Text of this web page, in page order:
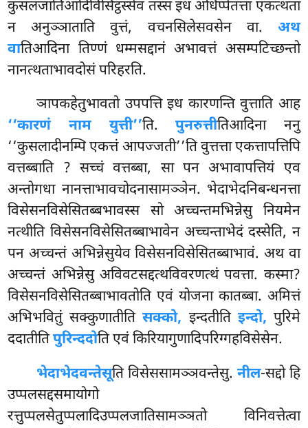
कुसलजातिआदिविसिट्ठस्सेव तस्स इध अधिप्पेतत्ता एकत्थता
न अनुञ्ञाताति वुत्तं, वचनसिलेसवसेन वा. अथ
वातिआदिना तिण्णं धम्मसद्दानं अभावत्तं असम्पटिच्छन्तो
नानत्थताभावदोसं परिहरति.
ञापकहेतुभावतो उपपत्ति इध कारणन्ति वुत्ताति आह
‘‘कारणं नाम युत्ती’’ति.पुनरुत्तीतिआदिना ननु
‘‘कुसलादीनम्पि एकत्तं आपज्जती’’ति वुत्तत्ता एकत्तापत्तिपि
वत्तब्बाति ? सच्चं वत्तब्बा, सा पन अभावापत्तियं एव
अन्तोगधा नानत्ताभावचोदनासामञ्ञेन. भेदाभेदनिबन्धनत्ता
विसेसनविसेसितब्बभावस्स सो अच्चन्तमभिन्नेसु नियमेन
नत्थीति विसेसनविसेसितब्बाभावेन अच्चन्ताभेदं दस्सेति, न
पन अच्चन्तं अभिन्नेसुयेव विसेसनविसेसितब्बाभावं. अथ वा
अच्चन्तं अभिन्नेसु अविवटसद्दत्थविवरणत्थं पवत्ता. कस्मा?
विसेसनविसेसितब्बाभावतोति एवं योजना कातब्बा. अमित्तं
अभिभवितुं सक्कुणातीतिसक्को, इन्दतीति इन्दो, पुरिमे
ददातीतिपुरिन्ददोति एवं किरियागुणादिपरिग्गहविसेसेन.
भेदाभेदवन्तेसूति विसेससामञ्ञवन्तेसु. नील-सद्दो हि
उप्पलसद्दसमायोगो
रत्तुप्पलसेतुप्पलादिउप्पलजातिसामञ्ञतो विनिवत्तेत्वा